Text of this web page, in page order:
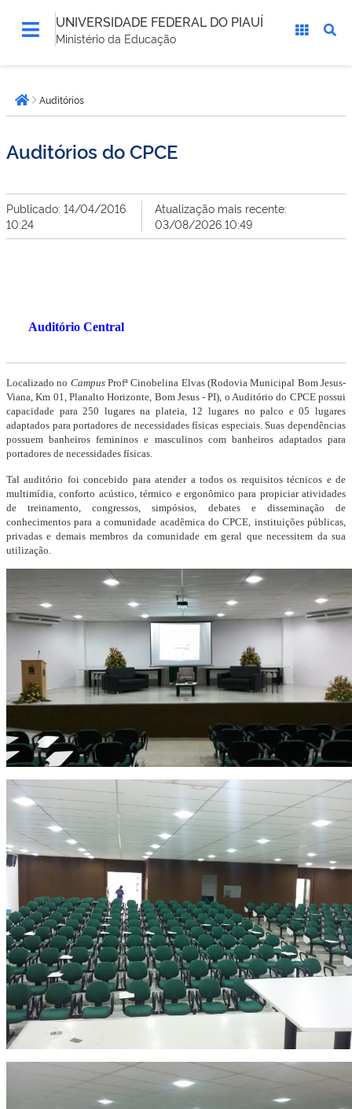
UNIVERSIDADE FEDERAL DO PIAUÍ
Ministério da Educação
está
aqui:Página inicial
Auditórios
Auditórios do CPCE
Publicado: 14/04/2016
10:24
Atualização mais recente:
03/08/2026 10:49
Auditório Central
Localizado no CampusProfª Cinobelina Elvas (Rodovia Municipal Bom Jesus-
Viana, Km 01, Planalto Horizonte, Bom Jesus - PI), o Auditório do CPCE possui
capacidade para 250 lugares na plateia, 12 lugares no palco e 05 lugares
adaptados para portadores de necessidades físicas especiais. Suas dependências
possuem banheiros femininos e masculinos com banheiros adaptados para
portadores de necessidades físicas.
Tal auditório foi concebido para atender a todos os requisitos técnicos e de
multimídia, conforto acústico, térmico e ergonômico para propiciar atividades
de treinamento, congressos, simpósios, debates e disseminação de
conhecimentos para a comunidade acadêmica do CPCE, instituições públicas,
privadas e demais membros da comunidade em geral que necessitem da sua
utilização.